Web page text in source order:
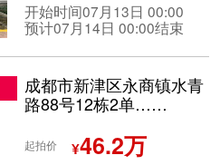
开始时间07月13日 00:00
预计07月14日 00:00结束
成都市新津区永商镇水青
路88号12栋2单……
起拍价 ¥46.2万